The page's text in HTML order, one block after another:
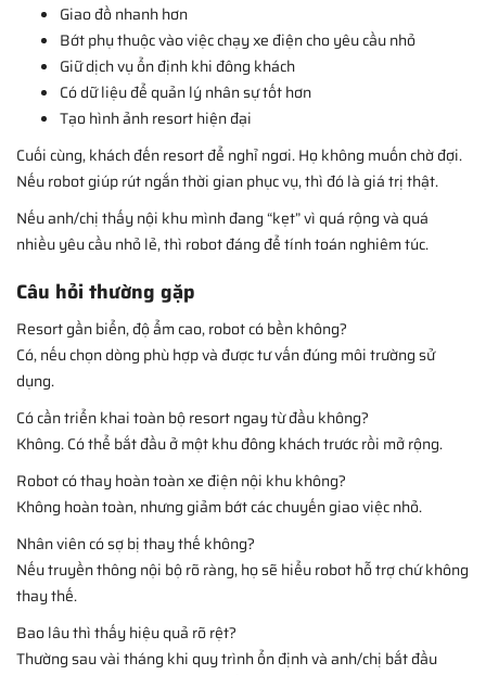
Giao đồ nhanh hơn
Bớt phụ thuộc vào việc chạy xe điện cho yêu cầu nhỏ
Giữ dịch vụ ổn định khi đông khách
Có dữ liệu để quản lý nhân sự tốt hơn
Tạo hình ảnh resort hiện đại
Cuối cùng, khách đến resort để nghỉ ngơi. Họ không muốn chờ đợi.
Nếu robot giúp rút ngắn thời gian phục vụ, thì đó là giá trị thật.
Nếu anh/chị thấy nội khu mình đang “kẹt” vì quá rộng và quá
nhiều yêu cầu nhỏ lẻ, thì robot đáng để tính toán nghiêm túc.
Câu hỏi thường gặp
Resort gần biển, độ ẩm cao, robot có bền không?
Có, nếu chọn dòng phù hợp và được tư vấn đúng môi trường sử
dụng.
Có cần triển khai toàn bộ resort ngay từ đầu không?
Không. Có thể bắt đầu ở một khu đông khách trước rồi mở rộng.
Robot có thay hoàn toàn xe điện nội khu không?
Không hoàn toàn, nhưng giảm bớt các chuyến giao việc nhỏ.
Nhân viên có sợ bị thay thế không?
Nếu truyền thông nội bộ rõ ràng, họ sẽ hiểu robot hỗ trợ chứ không
thay thế.
Bao lâu thì thấy hiệu quả rõ rệt?
Thường sau vài tháng khi quy trình ổn định và anh/chị bắt đầu